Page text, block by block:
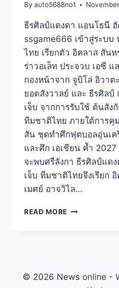
By auto5688no1
ธีรศิลป์แดงดา แอนโธนี
ssgame666 เข้าสู่ระบ
ไทย เรียกตัว อิคลาส สัน
ร่าวอเล็ท ประจวบ เอซี แ
กองหน้าจาก จูบิโล่ อิวา
ยอดสังวาลย์ และ ธีรศิล
เจ็บ จากการรับใช้ ต้นสั
ทีมชาติไทย ภายใต้การคุ
สัน ชุดทำศึกฟุตบอลอุ่นเค
และศึก เอเชียน คัำ
จะพบศรีลังกา ธีรศิลป์แด
เจ็บ ทีมชาติไทยจึงเรียก
เมศย์ อาจวิไล…
READ MORE
© 2026 News online -